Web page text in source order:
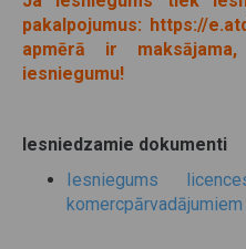
pakalpojumus: https://
apmērā ir
iesniegumu!
Iesniedzamie dokumenti
Iesniegums